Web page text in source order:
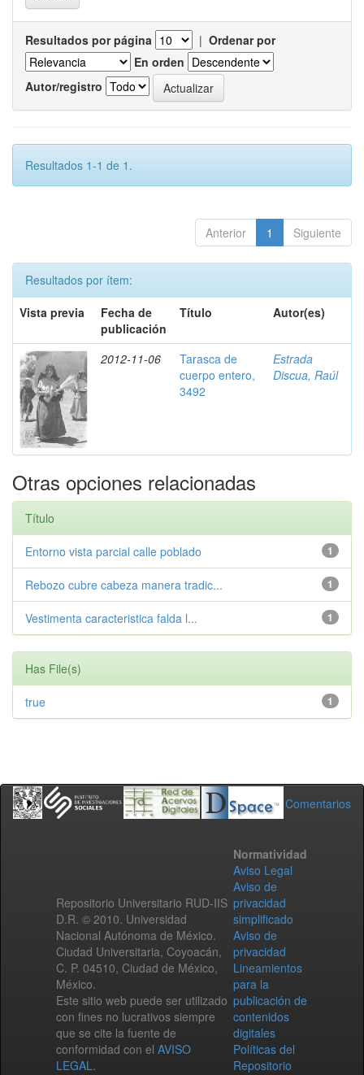
Resultados por página | Ordenar por
En orden
Autor/registro
Resultados 1-1 de 1.
Anterior 1 Siguiente
Resultados por ítem:
Vista previa
Fecha de
publicación
Título Autor(es)
2012-11-06
Tarasca de
cuerpo entero,
3492
Estrada
Discua, Raúl
Otras opciones relacionadas
Título
1
Entorno vista parcial calle poblado
1
Rebozo cubre cabeza manera tradic...
1
Vestimenta caracteristica falda l...
Has File(s)
1
true
Comentarios
Repositorio Universitario RUD-IIS
D.R. © 2010. Universidad
Nacional Autónoma de México.
Ciudad Universitaria, Coyoacán,
C. P. 04510, Ciudad de México,
México.
Este sitio web puede ser utilizado
con fines no lucrativos siempre
que se cite la fuente de
conformidad con el AVISO
LEGAL.
Normatividad
Aviso Legal
Aviso de
privacidad
simplificado
Aviso de
privacidad
Lineamientos
para la
publicación de
contenidos
digitales
Políticas del
Repositorio